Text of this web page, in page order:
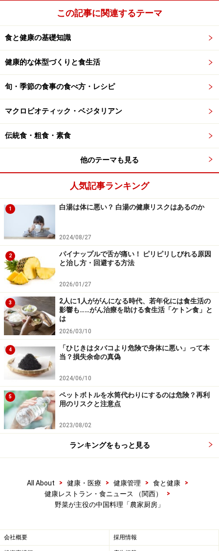
人気の野菜のせいろ蒸しには、にんじん、とうもろこ
し、じゃがいも、葉大根、もやしが入っていました。ど
の野菜もそのままでもおいしくいただけましたが、せっ
かくなので半分はソースを漬けていただきました。ソー
スは、さらっと軽く爽やかな酸味があり、実はフレンチ
たオリジナルだとか。
人気のデザート「マンゴープリン」。とろーりとした食感が
デザートのマンゴープリンは、甘味と酸味のバランスが
よくぷるるんと柔らかな食感。この食感や風味を生かす
ために、高級品種のアルフォンソを使用されているそう
です。
中国料理というと、にんにく風味の強いはっきりした味
という印象が強いですが、「農家厨房」のお料理は、に
んにくの使い方もマイルドで、それでいて野菜や肉など
の素材の風味がしっかりとしていました。
毎日通っても体が喜ぶ料理を提供
ランチは、お粥セット以外に「花ランチ」(850円)があ
り、こちらはスープにごはん、野菜のせいろ蒸しは共通
ですが、肉や魚のメイン料理が選べます。
花ランチのメイン料理は、月～水と木～金で異なりま
す。ですからお粥ランチも加えて、例えば月曜日から金
曜日まで、毎日違う料理が楽しめます。また夏野菜が飽
きた頃に秋野菜が出始め、季節の変化で野菜の表情も変
そうです。
他にも、季節の野菜をたっぷり盛り込んだ麺料理は、毎
旬まで)でしたが、オープン前から行列ができて、11時半
この記事に関連するテーマ
食と健康の基礎知識
健康的な体型づくりと食生活
旬・季節の食事の食べ方・レシピ
マクロビオティック・ベジタリアン
伝統食・粗食・素食
他のテーマも見る
人気記事ランキング
1 白湯は体に悪い？ 白湯の健康リスクはあるのか
2024/08/27
2
パイナップルで舌が痛い！ ピリピリしびれる原因
と治し方・回避する方法
2026/01/27
3
2人に1人ががんになる時代、若年化には食生活の
影響も……がん治療を助ける食生活「ケトン食」と
は
2026/03/10
4
「ひじきはタバコより危険で身体に悪い」って本
当？損失余命の真偽
2024/06/10
5
ペットボトルを水筒代わりにするのは危険？再利
用のリスクと注意点
2023/08/02
ランキングをもっと見る
All About > 健康・医療 > 健康管理 > 食と健康
>
健康レストラン・食ニュース （関西）
>
野菜が主役の中国料理「農家厨房」
会社概要 採用情報